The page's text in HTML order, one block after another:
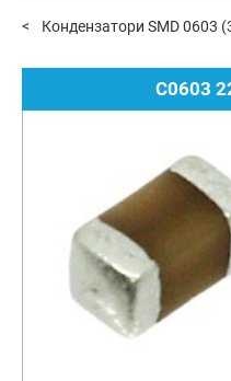
Кондензатори SMD 0603
C0603